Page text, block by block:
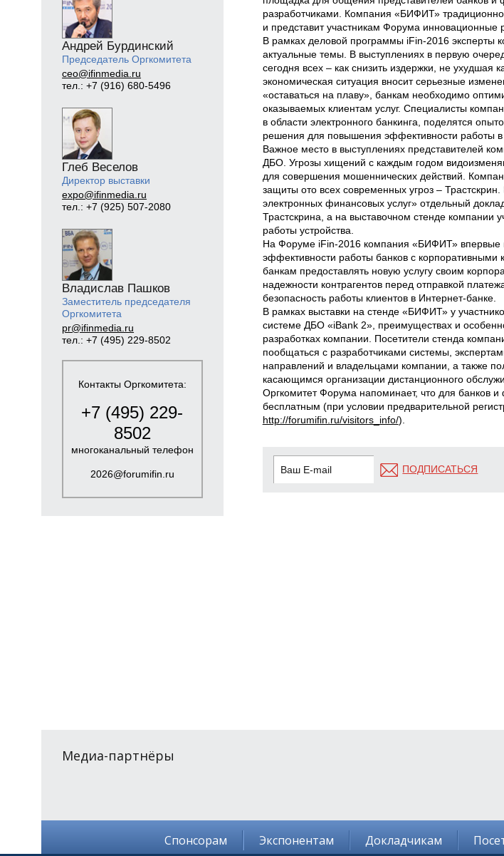
Андрей Бурдинский
Председатель Оргкомитета
ceo@ifinmedia.ru
тел.: +7 (916) 680-5496
Глеб Веселов
Директор выставки
expo@ifinmedia.ru
тел.: +7 (925) 507-2080
Владислав Пашков
Заместитель председателя
Оргкомитета
pr@ifinmedia.ru
тел.: +7 (495) 229-8502
Контакты Оргкомитета:
+7 (495) 229-
8502
многоканальный телефон
2026@forumifin.ru
разработчиками. Компания «БИФИТ»
и представит участникам Форума инновационные
В рамках деловой программы iFin-2016 эксперты
актуальные темы. В выступлениях в первую
сегодня всех – как снизить издержки, не ухудшая
экономическая ситуация вносит серьезные
«оставаться на плаву», банкам необходимо
оказываемых клиентам услуг. Специалисты
в области электронного банкинга, поделятся
решения для повышения эффективности работы
Важное место в выступлениях представителей
ДБО. Угрозы хищений с каждым годом
для совершения мошеннических действий.
защиты ото всех современных угроз –
электронных финансовых услуг» отдельный
Трастскрина, а на выставочном стенде компании
работы устройства.
На Форуме iFin-2016 компания «БИФИТ» впервые
эффективности работы банков с корпоративными
банкам предоставлять новую услугу своим
надежности контрагентов перед отправкой
безопасность работы клиентов в Интернет-банке.
В рамках выставки на стенде «БИФИТ» у
системе ДБО «iBank 2», преимуществах и
разработках компании. Посетители стенда
пообщаться с разработчиками системы,
направлений и владельцами компании, а также
касающимся организации дистанционного
Оргкомитет Форума напоминает, что для банков
бесплатным (при условии предварительной
http://forumifin.ru/visitors_info/).
ПОДПИСАТЬСЯ
Медиа-партнёры
Спонсорам Экспонентам Докладчикам